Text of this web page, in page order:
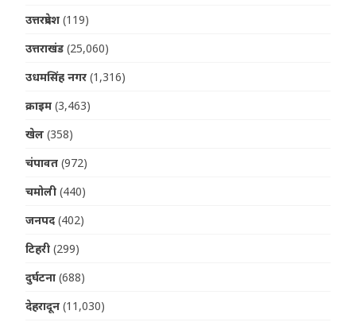
उत्तरप्रदेश (119)
उत्तराखंड (25,060)
उधमसिंह नगर (1,316)
क्राइम (3,463)
खेल (358)
चंपावत (972)
चमोली (440)
जनपद (402)
टिहरी (299)
दुर्घटना (688)
देहरादून (11,030)